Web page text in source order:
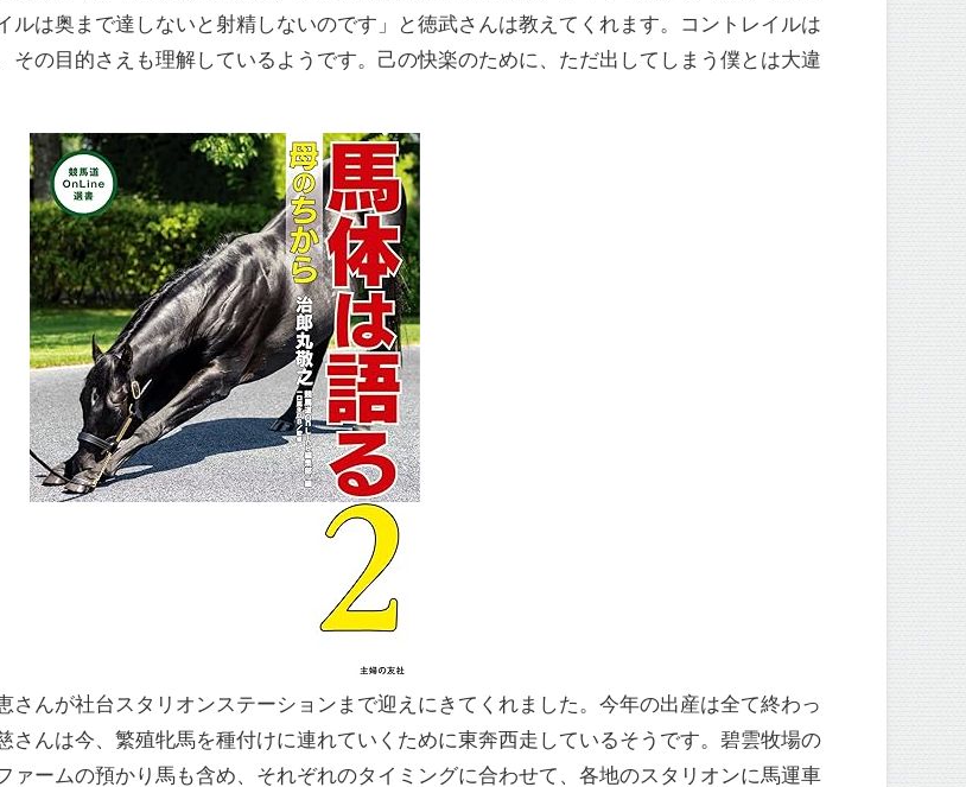
ルは奥まで達しないと射精しないのです」と徳武さんは教えてくれます。コントレイルは
その目的さえも理解しているようです。己の快楽のために、ただ出してしまう僕とは大違
さんが社台スタリオンステーションまで迎えにきてくれました。今年の出産は全て終わっ
さんは今、繁殖牝馬を種付けに連れていくために東奔西走しているそうです。碧雲牧場の
ァームの預かり馬も含め、それぞれのタイミングに合わせて、各地のスタリオンに馬運車